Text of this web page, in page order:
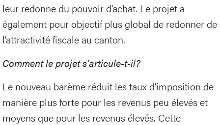
leur redonne du pouvoir d’achat. Le projet a
également pour objectif plus global de redonner de
l’attractivité fiscale au canton.
Comment le projet s’articule-t-il?
Le nouveau barème réduit les taux d’imposition de
manière plus forte pour les revenus peu élevés et
moyens que pour les revenus élevés. Cette